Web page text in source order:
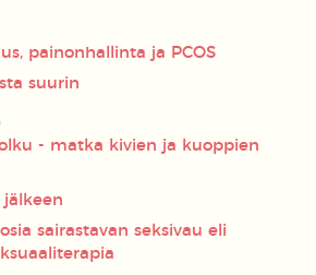
painonhallinta ja PCOS
suurin
- matka kivien ja kuoppien
sairastavan seksivau eli